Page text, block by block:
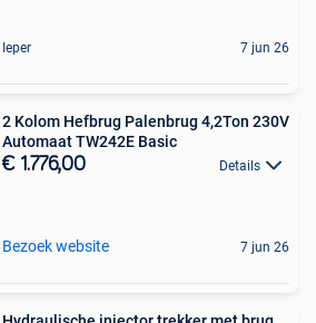
Ieper 7 jun 26
2 Kolom Hefbrug Palenbrug 4,2Ton 230V
Automaat TW242E Basic
€ 1.776,00 Details
Bezoek website 7 jun 26